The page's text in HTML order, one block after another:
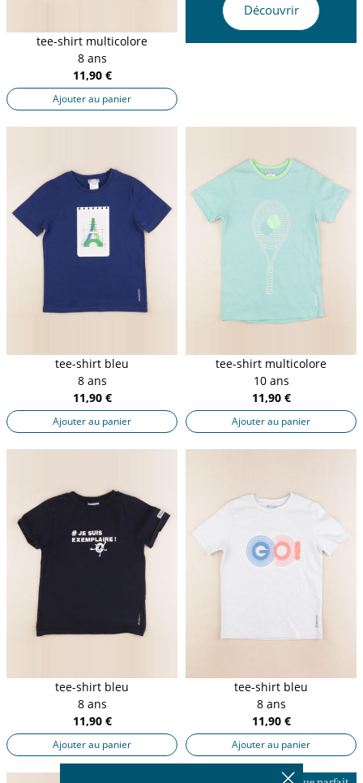
tee-shirt multicolore
8 ans
11,90 €
Ajouter au panier
tee-shirt bleu
8 ans
11,90 €
Ajouter au panier
tee-shirt multicolore
10 ans
11,90 €
Ajouter au panier
tee-shirt bleu
8 ans
11,90 €
Ajouter au panier
tee-shirt bleu
8 ans
11,90 €
Ajouter au panier
Découvrir